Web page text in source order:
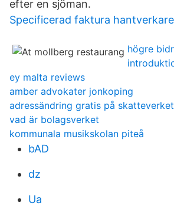
efter en sjöman.
Specificerad faktura hantverkare
högre
ey malta reviews
amber advokater jonkoping
adressändring gratis på skatteverket
vad är bolagsverket
kommunala musikskolan piteå
bAD
dz
Ua